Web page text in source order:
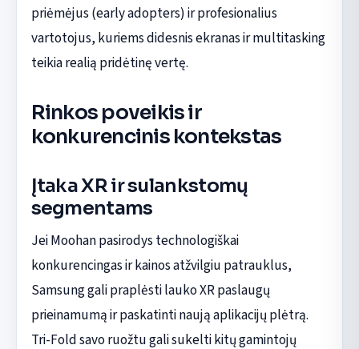
priėmėjus (early adopters) ir profesionalius
vartotojus, kuriems didesnis ekranas ir multitasking
teikia realią pridėtinę vertę.
Rinkos poveikis ir
konkurencinis kontekstas
Įtaka XR ir sulankstomų
segmentams
Jei Moohan pasirodys technologiškai
konkurencingas ir kainos atžvilgiu patrauklus,
Samsung gali praplėsti lauko XR paslaugų
prieinamumą ir paskatinti naują aplikacijų plėtrą.
Tri-Fold savo ruožtu gali sukelti kitų gamintojų